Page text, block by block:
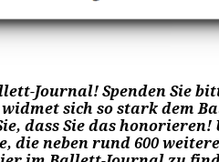
Journal! Spenden Sie
sich so stark dem
dass Sie das honorieren!
die neben rund 600